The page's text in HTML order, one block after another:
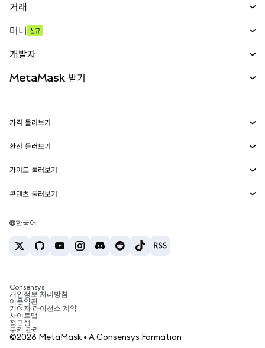
거래
무기한 선물
실물자산
머니 신규
개발자
MetaMask Connect
Snaps
웹3 서비스
MetaMask 받기
보안
고객 지원
채용
가격 둘러보기
이더리움 가격
솔라나 가격
테더 가격
환전 둘러보기
ETH를 USD로 환전
USDT를 INR로 환전
BTC를 INR로 환전
ETH를 USDT로 환전
가이드 둘러보기
ETH 매수
USDT 매수
SHIB 매수
BNB 매수
콘텐츠 둘러보기
솔라나 지갑
암호화폐 세금 뉴스
암호화폐 매수 방법
비트코인 매도 방법
한국어
Consensys
개인정보 처리방침
이용약관
기여자 라이선스 계약
사이트맵
접근성
쿠키 관리
©2026 MetaMask • A Consensys Formation